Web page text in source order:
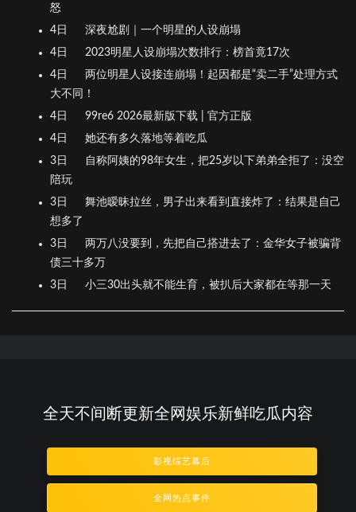
怒
4日
深夜尬剧｜一个明星的人设崩塌
4日
2023明星人设崩塌次数排行：榜首竟17次
4日
两位明星人设接连崩塌！起因都是“卖二手”处理方式
大不同！
4日
99re6 2026最新版下载 | 官方正版
4日
她还有多久落地等着吃瓜
3日
自称阿姨的98年女生，把25岁以下弟弟全拒了：没空
陪玩
3日
舞池暧昧拉丝，男子出来看到直接炸了：结果是自己
想多了
3日
两万八没要到，先把自己搭进去了：金华女子被骗背
债三十多万
3日
小三30出头就不能生育，被扒后大家都在等那一天
全天不间断更新全网娱乐新鲜吃瓜内容
影视综艺幕后
全网热点事件